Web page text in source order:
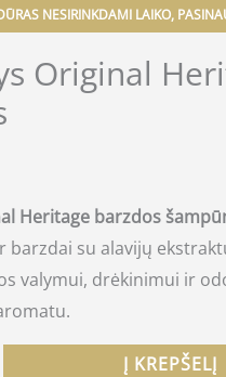
NESIRINKDAMI LAIKO,
Original
Heritage barzdos
barzdai su alavijų
valymui, drėkinimui ir
Į KREPŠELĮ